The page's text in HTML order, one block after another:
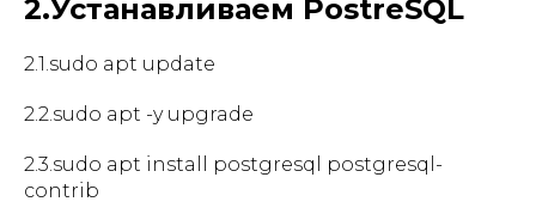
2.Устанавливаем PostreSQL
2.1.sudo apt update
2.2.sudo apt -y upgrade
2.3.sudo apt install postgresql postgresql-
contrib